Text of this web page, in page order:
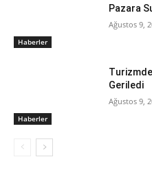
Haberler
Pazara
Ağustos 9,
Haberler
Geriledi
Ağustos 9,